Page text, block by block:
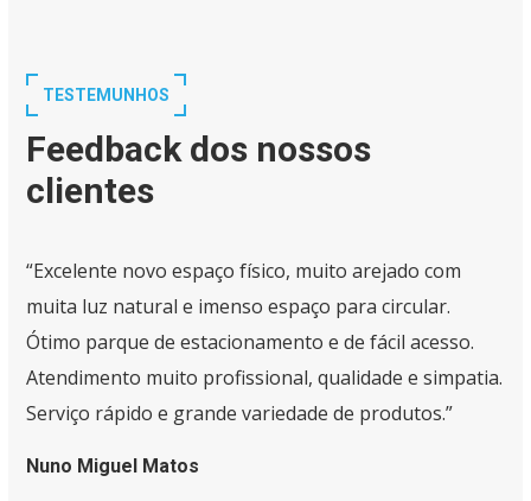
TESTEMUNHOS
Feedback dos nossos
clientes
“Excelente novo espaço físico, muito arejado com
muita luz natural e imenso espaço para circular.
Ótimo parque de estacionamento e de fácil acesso.
Atendimento muito profissional, qualidade e simpatia.
Serviço rápido e grande variedade de produtos.”
Nuno Miguel Matos